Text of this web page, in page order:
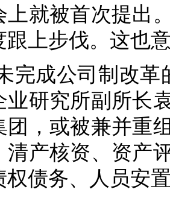
上就被首次提出
跟上步伐。这也
完成公司制改
业研究所副所长
团，或被兼并重
清产核资、资产
权债务、人员安